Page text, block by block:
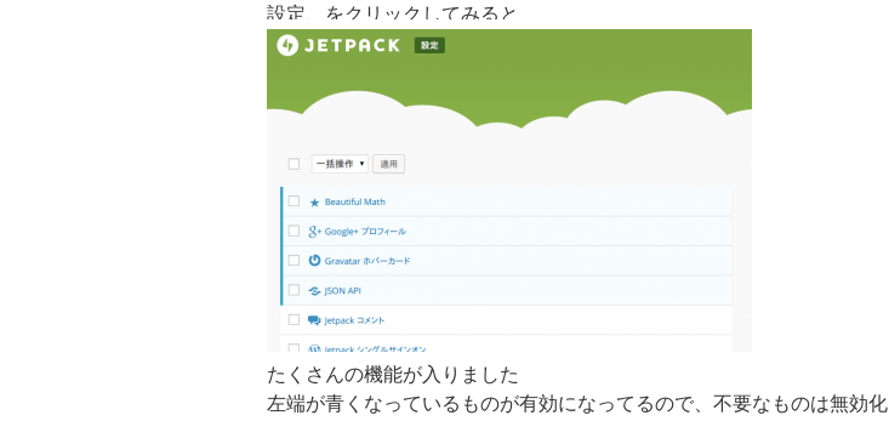
設定、をクリックしてみると
たくさんの機能が入りました
左端が青くなっているものが有効になってるので、不要なものは無効化